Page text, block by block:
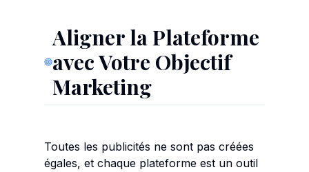
Aligner la Plateforme
avec Votre Objectif
Marketing
Toutes les publicités ne sont pas créées
égales, et chaque plateforme est un outil